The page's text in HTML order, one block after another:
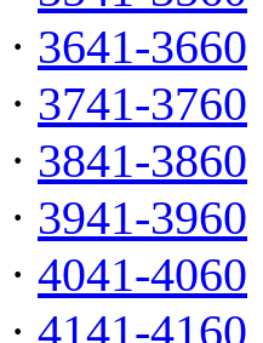
· 3641-3660
· 3741-3760
· 3841-3860
· 3941-3960
· 4041-4060
· 4141-4160